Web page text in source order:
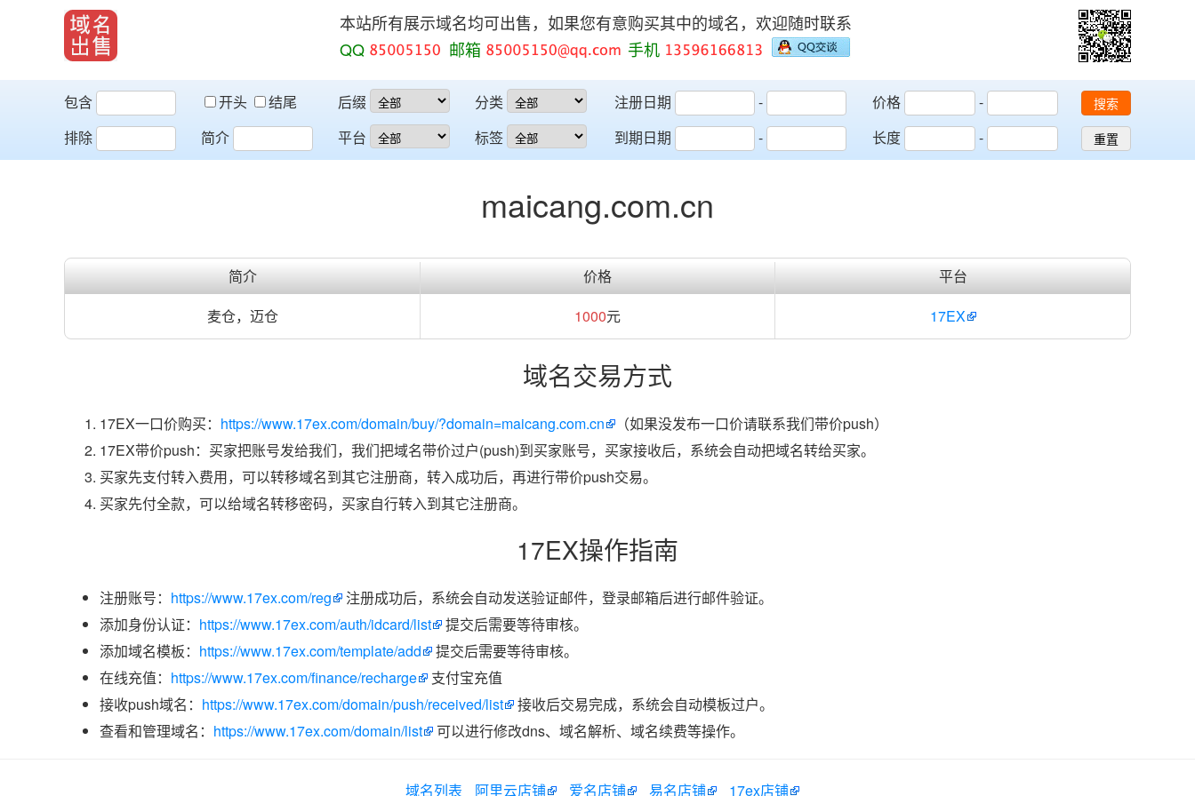
本站所有展示域名均可出售，如果您有意购买其中的域名，欢迎随时联系
QQ
邮箱 手机
包含 开头
结尾
排除
简介
后缀
平台
分类
标签
注册日期
-
到期日期
-
价格
-
长度
-
搜索
重置
maicang.com.cn
简介 价格
平台
麦仓，迈仓
1000元 17EX
域名交易方式
17EX一口价购买： https://www.17ex.com/domain/buy/?domain=maicang.com.cn
（如果没发布一口价请联系我们带价push）
17EX带价push：买家把账号发给我们，我们把域名带价过户(push)到买家账号，买家接收后，系统会自动把域名转给买家。
买家先支付转入费用，可以转移域名到其它注册商，转入成功后，再进行带价push交易。
买家先付全款，可以给域名转移密码，买家自行转入到其它注册商。
17EX操作指南
注册账号： https://www.17ex.com/reg
注册成功后，系统会自动发送验证邮件，登录邮箱后进行邮件验证。
添加身份认证： https://www.17ex.com/auth/idcard/list
提交后需要等待审核。
添加域名模板： https://www.17ex.com/template/add
提交后需要等待审核。
在线充值： https://www.17ex.com/finance/recharge
支付宝充值
接收push域名： https://www.17ex.com/domain/push/received/list
接收后交易完成，系统会自动模板过户。
查看和管理域名： https://www.17ex.com/domain/list 可以进行修改dns、域名解析、域名续费等操作。
域名列表 阿里云店铺 爱名店铺 易名店铺 17ex店铺